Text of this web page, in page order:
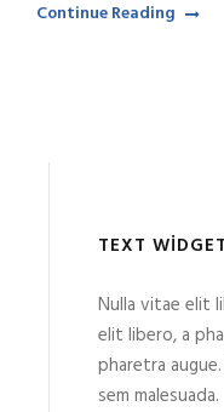
Continue Reading
TEXT WIDGET
Nulla vitae elit
elit libero, a
pharetra
sem malesuada.